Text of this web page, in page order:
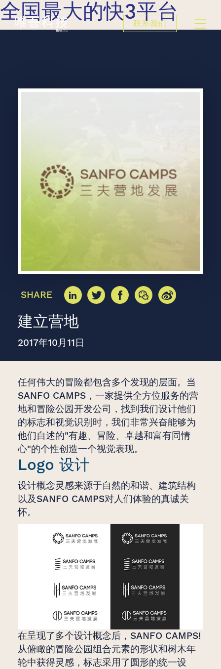
全国最大的快3平台
联系我们
SHARE
建立营地
2017年10月11日
任何伟大的冒险都包含多个发现的层面。当
SANFO CAMPS，一家提供全方位服务的营
地和冒险公园开发公司，找到我们设计他们
的标志和视觉识别时，我们非常兴奋能够为
他们自述的"有趣、冒险、卓越和富有同情
心"的个性创造一个视觉表现。
Logo 设计
设计概念灵感来源于自然的和谐、建筑结构
以及SANFO CAMPS对人们体验的真诚关
怀。
在呈现了多个设计概念后，SANFO CAMPS!
从俯瞰的冒险公园组合元素的形状和树木年
轮中获得灵感，标志采用了圆形的统一设